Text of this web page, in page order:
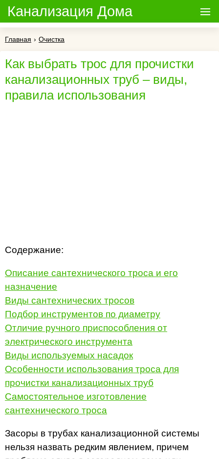
Канализация Дома
Главная › Очистка
Как выбрать трос для прочистки
канализационных труб – виды,
правила использования
Содержание:
Описание сантехнического троса и его
назначение
Виды сантехнических тросов
Подбор инструментов по диаметру
Отличие ручного приспособления от
электрического инструмента
Виды используемых насадок
Особенности использования троса для
прочистки канализационных труб
Самостоятельное изготовление
сантехнического троса
Засоры в трубах канализационной системы
нельзя назвать редким явлением, причем